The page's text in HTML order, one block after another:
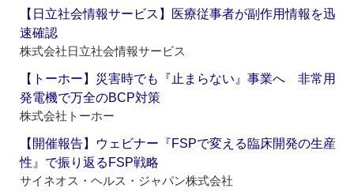
【日立社会情報サービス】医療従事者が副作用情報を迅
速確認
株式会社日立社会情報サービス
【トーホー】災害時でも『止まらない』事業へ 非常用
発電機で万全のBCP対策
株式会社トーホー
【開催報告】ウェビナー『FSPで変える臨床開発の生産
性』で振り返るFSP戦略
サイネオス・ヘルス・ジャパン株式会社